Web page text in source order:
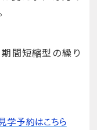
間短縮型の繰り